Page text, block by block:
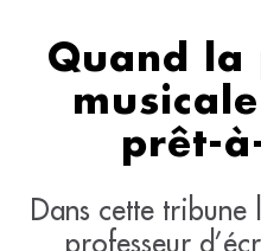
Quand la
prêt-
Dans cette
professeur